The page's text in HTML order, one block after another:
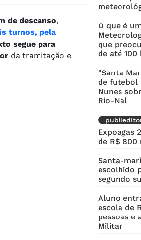
de descanso,
turnos, pela
segue para
da tramitação e
O que é
que
de até 100
"Santa
de futebol
Nunes
Rio-Nal
Expoagas
de R$ 800
Santa-
escolhido
segundo
Aluno
escola de
pessoas e
Militar